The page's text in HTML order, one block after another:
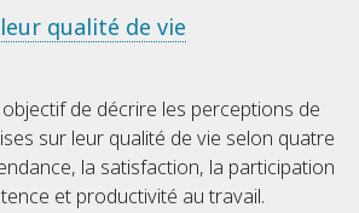
qualité de vie
de décrire les perceptions de
sur leur qualité de vie selon quatre
la satisfaction, la participation
et productivité au travail.